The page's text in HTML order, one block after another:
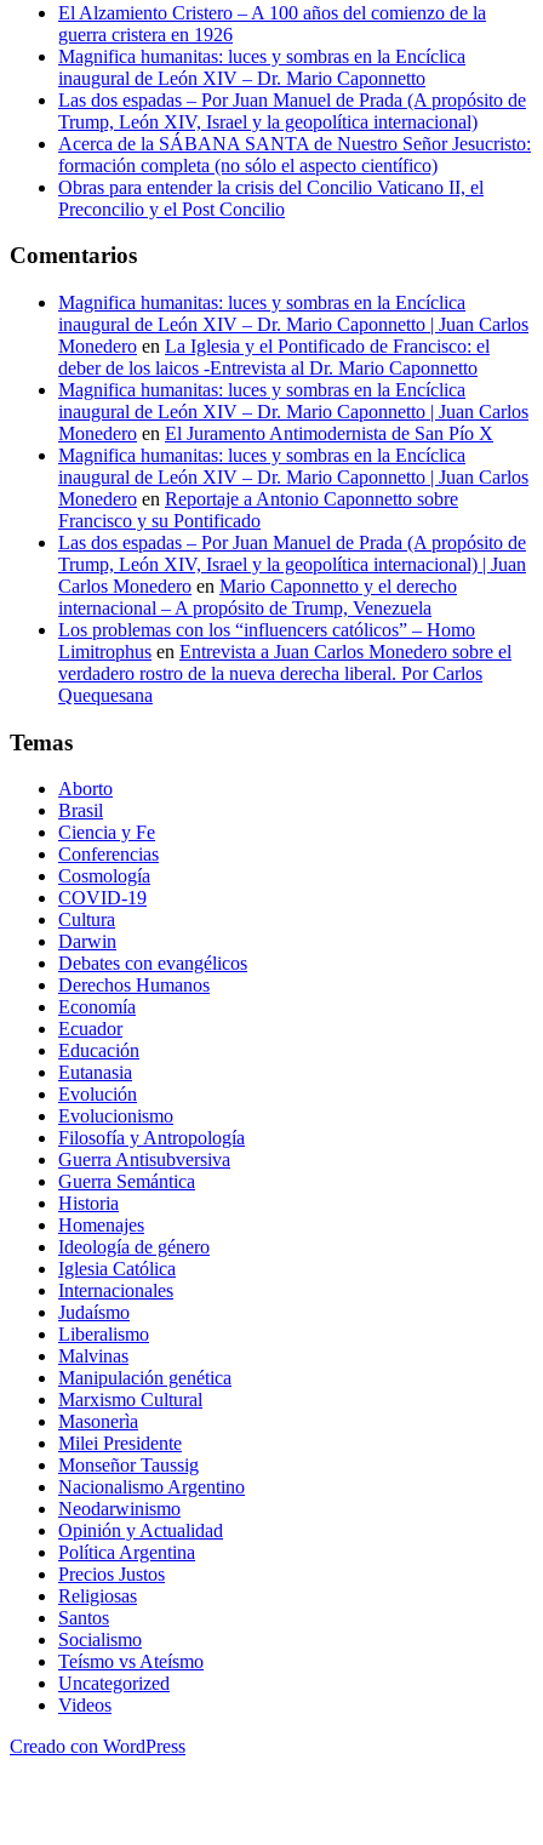
El Alzamiento Cristero – A 100 años del comienzo de la
guerra cristera en 1926
Magnifica humanitas: luces y sombras en la Encíclica
inaugural de León XIV – Dr. Mario Caponnetto
Las dos espadas – Por Juan Manuel de Prada (A propósito de
Trump, León XIV, Israel y la geopolítica internacional)
Acerca de la SÁBANA SANTA de Nuestro Señor Jesucristo:
formación completa (no sólo el aspecto científico)
Obras para entender la crisis del Concilio Vaticano II, el
Preconcilio y el Post Concilio
Comentarios
Magnifica humanitas: luces y sombras en la Encíclica
inaugural de León XIV – Dr. Mario Caponnetto | Juan Carlos
Monedero en La Iglesia y el Pontificado de Francisco: el
deber de los laicos -Entrevista al Dr. Mario Caponnetto
Magnifica humanitas: luces y sombras en la Encíclica
inaugural de León XIV – Dr. Mario Caponnetto | Juan Carlos
Monedero en El Juramento Antimodernista de San Pío X
Magnifica humanitas: luces y sombras en la Encíclica
inaugural de León XIV – Dr. Mario Caponnetto | Juan Carlos
Monedero en Reportaje a Antonio Caponnetto sobre
Francisco y su Pontificado
Las dos espadas – Por Juan Manuel de Prada (A propósito de
Trump, León XIV, Israel y la geopolítica internacional) | Juan
Carlos Monedero en Mario Caponnetto y el derecho
internacional – A propósito de Trump, Venezuela
Los problemas con los “influencers católicos” – Homo
Limitrophus en Entrevista a Juan Carlos Monedero sobre el
verdadero rostro de la nueva derecha liberal. Por Carlos
Quequesana
Temas
Aborto
Brasil
Ciencia y Fe
Conferencias
Cosmología
COVID-19
Cultura
Darwin
Debates con evangélicos
Derechos Humanos
Economía
Ecuador
Educación
Eutanasia
Evolución
Evolucionismo
Filosofía y Antropología
Guerra Antisubversiva
Guerra Semántica
Historia
Homenajes
Ideología de género
Iglesia Católica
Internacionales
Judaísmo
Liberalismo
Malvinas
Manipulación genética
Marxismo Cultural
Masonerìa
Milei Presidente
Monseñor Taussig
Nacionalismo Argentino
Neodarwinismo
Opinión y Actualidad
Política Argentina
Precios Justos
Religiosas
Santos
Socialismo
Teísmo vs Ateísmo
Uncategorized
Videos
Creado con WordPress